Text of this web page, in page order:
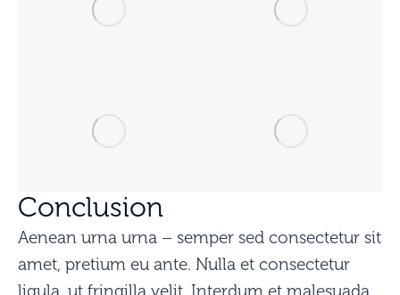
Conclusion
Aenean urna urna – semper sed consectetur sit
amet, pretium eu ante. Nulla et consectetur